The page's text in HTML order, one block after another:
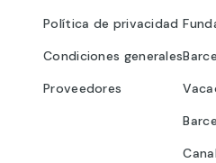
Política de privacidad
Condiciones generales
Proveedores